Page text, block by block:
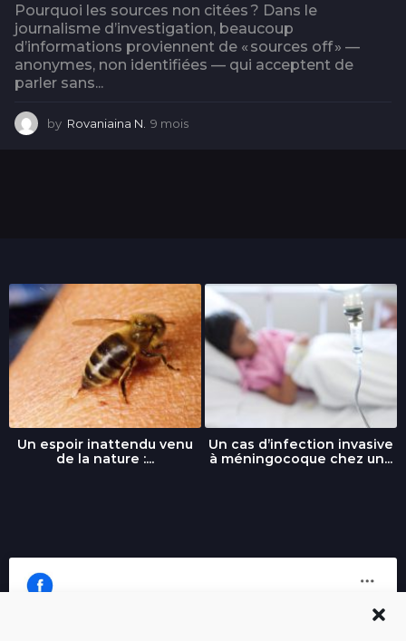
Pourquoi les sources non citées ? Dans le
journalisme d’investigation, beaucoup
d’informations proviennent de « sources off » —
anonymes, non identifiées — qui acceptent de
parler sans...
by Rovaniaina N. 9 mois
Un espoir inattendu venu
de la nature :...
Un cas d’infection invasive
à méningocoque chez un...